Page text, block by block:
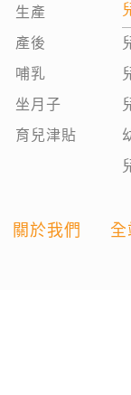
生產
產後
哺乳
坐月子
育兒津貼
關於我們 全